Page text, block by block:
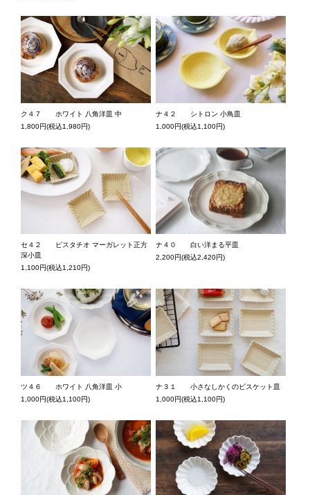
ク４７ ホワイト 八角洋皿 中
1,800円(税込1,980円)
ナ４２ シトロン 小鳥皿
1,000円(税込1,100円)
セ４２ ピスタチオ マーガレット正方
深小皿
1,100円(税込1,210円)
ナ４０ 白い洋まる平皿
2,200円(税込2,420円)
ツ４６ ホワイト 八角洋皿 小
1,000円(税込1,100円)
ナ３１ 小さなしかくのビスケット皿
1,000円(税込1,100円)